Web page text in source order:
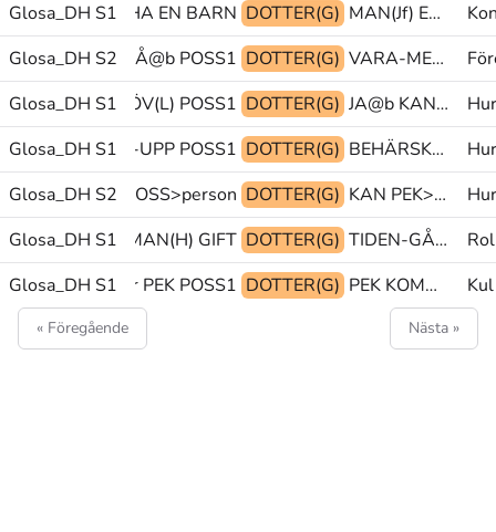
Glosa_DH S1 HA EN BARN DOTTER(G) MAN(Jf) EN UNG
Glosa_DH S2
HEMSK DÅ@b POSS1 DOTTER(G) VARA-MED DÅ@b TID-FRAMÅT-FRÅN
Glosa_DH S1
SYSTER DÖV(L) POSS1 DOTTER(G) JA@b KAN TECKENSPRÅK
Glosa_DH S1
FRÅN VÄXA-UPP POSS1 DOTTER(G) BEHÄRSKA TECKNA-FLYT MEN
Glosa_DH S2
SEDAN(L) POSS>person DOTTER(G) KAN PEK>person TECKNA
Glosa_DH S1POSS1 MAN(H) GIFT DOTTER(G) TIDEN-GÅR(J) PU@g PRO1
Glosa_DH S1
PERSREF1@pr PEK POSS1 DOTTER(G) PEK KOMMA-DIT(Lb) ARIZONA@en
« Föregående Nästa »